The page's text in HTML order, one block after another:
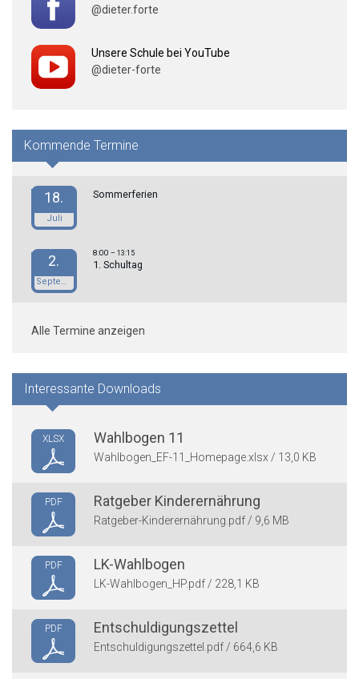
@dieter.forte
Unsere Schule bei YouTube
@dieter-forte
Kommende Termine
18.
Juli
Sommerferien
2.
September
8:00– 13:15
1. Schultag
Alle Termine anzeigen
Interessante Downloads
XLSX Wahlbogen 11
Wahlbogen_EF-11_Homepage.xlsx / 13,0 KB
PDF Ratgeber Kinderernährung
Ratgeber-Kinderernährung.pdf / 9,6 MB
PDF LK-Wahlbogen
LK-Wahlbogen_HP.pdf / 228,1 KB
PDF Entschuldigungszettel
Entschuldigungszettel.pdf / 664,6 KB